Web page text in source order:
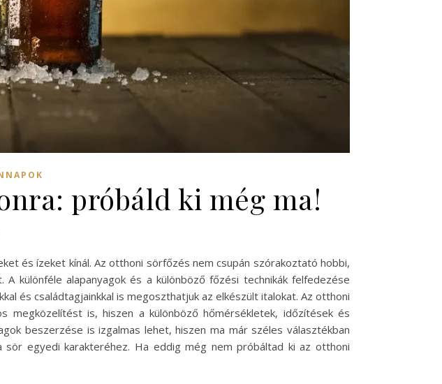
próbáld ki még ma!
és ízeket kínál. Az otthoni sörfőzés nem csupán szórakoztató hobbi,
különféle alapanyagok és a különböző főzési technikák felfedezése
és családtagjainkkal is megoszthatjuk az elkészült italokat. Az otthoni
megközelítést is, hiszen a különböző hőmérsékletek, időzítések és
beszerzése is izgalmas lehet, hiszen ma már széles választékban
sör egyedi karakteréhez. Ha eddig még nem próbáltad ki az otthoni